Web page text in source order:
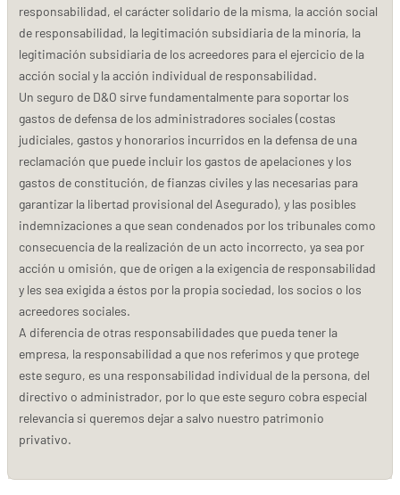
responsabilidad, el carácter solidario de la misma, la acción social
de responsabilidad, la legitimación subsidiaria de la minoría, la
legitimación subsidiaria de los acreedores para el ejercicio de la
acción social y la acción individual de responsabilidad.
Un seguro de D&O sirve fundamentalmente para soportar los
gastos de defensa de los administradores sociales (costas
judiciales, gastos y honorarios incurridos en la defensa de una
reclamación que puede incluir los gastos de apelaciones y los
gastos de constitución, de fianzas civiles y las necesarias para
garantizar la libertad provisional del Asegurado), y las posibles
indemnizaciones a que sean condenados por los tribunales como
consecuencia de la realización de un acto incorrecto, ya sea por
acción u omisión, que de origen a la exigencia de responsabilidad
y les sea exigida a éstos por la propia sociedad, los socios o los
acreedores sociales.
A diferencia de otras responsabilidades que pueda tener la
empresa, la responsabilidad a que nos referimos y que protege
este seguro, es una responsabilidad individual de la persona, del
directivo o administrador, por lo que este seguro cobra especial
relevancia si queremos dejar a salvo nuestro patrimonio
privativo.